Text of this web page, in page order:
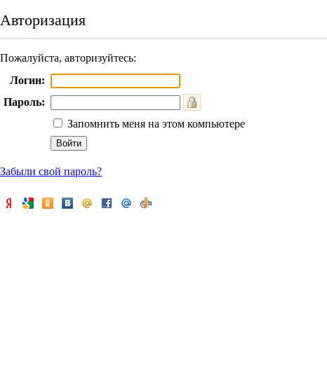
Авторизация
Пожалуйста, авторизуйтесь:
Логин:
Пароль:
Запомнить меня на этом компьютере
Забыли свой пароль?